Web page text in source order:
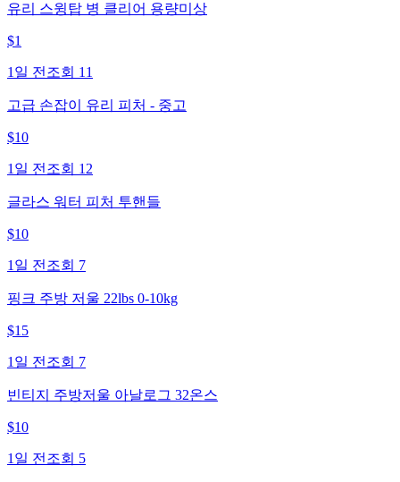
유리 스윙탑 병 클리어 용량미상
$1
1일 전 조회 11
고급 손잡이 유리 피처 - 중고
$10
1일 전 조회 12
글라스 워터 피처 투핸들
$10
1일 전 조회 7
핑크 주방 저울 22lbs 0-10kg
$15
1일 전 조회 7
빈티지 주방저울 아날로그 32온스
$10
1일 전 조회 5